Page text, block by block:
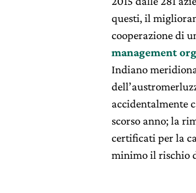
questi, il
cooperazione di
management
Indiano
accidentalmente
scorso anno; la
certificati per la
minimo il rischio